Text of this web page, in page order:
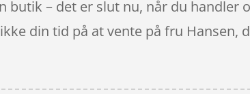
butik – det er slut nu, når du
din tid på at vente på fru Hansen,